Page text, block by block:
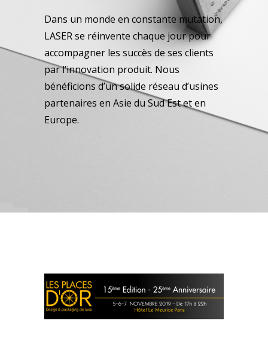
Dans un monde en constante mutation,
LASER se réinvente chaque jour pour
accompagner les succès de ses clients
par l’innovation produit. Nous
bénéficions d’un solide réseau d’usines
partenaires en Asie du Sud Est et en
Europe.